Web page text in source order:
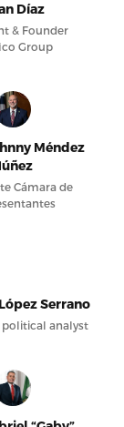
Díaz
& Founder
Group
Méndez
Cámara de
Serrano
political analyst